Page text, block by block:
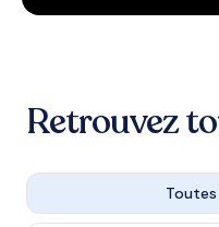
Retrouvez